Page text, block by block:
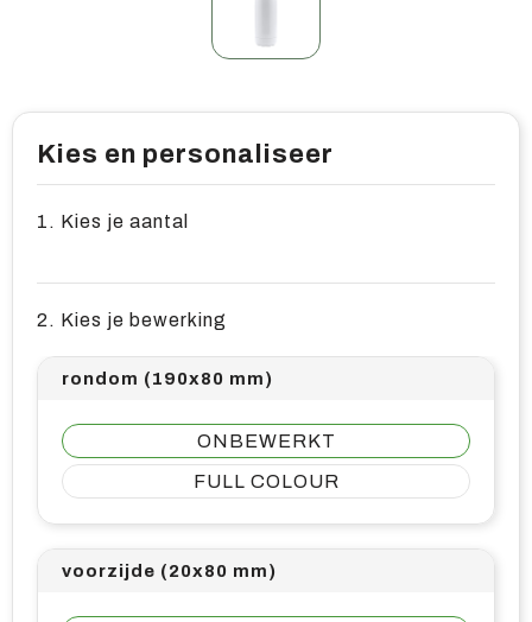
Kies en personaliseer
1. Kies je aantal
2. Kies je bewerking
rondom (190x80 mm)
ONBEWERKT
FULL COLOUR
voorzijde (20x80 mm)